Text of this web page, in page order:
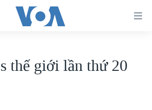
thế giới lần thứ 20